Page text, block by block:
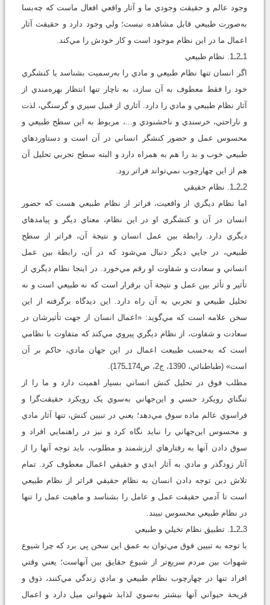
وجود عالم و حقيقت وجودي ما و آثار واقعي افعال ماست که چه‌بسا
به‌صورت طبيعي قابل مشاهده نيست؛ ولي وجود دارد و حقيقت آثار
اعمال ما در اين نظام موجود است و کار خودش را مي‌کند.
1ـ2ـ1. نظام طبيعي
اگر انسان تنها نظام طبيعي و مادي را به‌رسميت بشناسد يا کنشگري
خود را فقط معطوف به آن سازد، به ‌ناچار تنها انتظار بهره‌مندي از
آثار نظام طبيعي و مادي را دارد. آثاري از قبيل سيري و گرسنگي، لذت
و ناراحتي، خرسندي و ناخشنودي و...، مربوط به اين سطح طبيعي و
محسوس عمل و حضور کنشگر انساني در آن است و دستاوردهاي
طبيعي خوب و بد را هم به ‌همراه دارد و البته سطح تجربي تحليل آن
هم از اين چهارچوب نمي‌تواند فراتر رود.
2ـ2ـ1. نظام حقيقي
اما نظام ديگري از واقعيت، فراتر از نظام طبيعي هست که حضور
انسان در آن و کنشگري او در اين نظام، معناي ديگر و پيامدهاي
ديگري دارد. رابطة بين عمل انسان و نتيجة آن، فراتر از سطح
طبيعي، در جايي ديگر دنبال مي‌شود که در آن، رابطة بين عمل
انساني و سعادت و شقاوت او رقم مي‌خورد. در اينجا نظام ديگري از
تأثير و تأثر بين عمل و نتيجة آن برقرار است که نه طبيعي است و نه
تحليل طبيعي و تجربي به آن راه دارد. اين ديدگاه برگرفته از اين
سخن علامه است که مي‌گويد: «اعمال انسان از جهت تأثيرشان در
سعادت و شقاوت، از نظام ديگري پيروي مي‌کند که متفاوت با نظامي
است که به‌حسب طبيعت اعمال در اين جهان مادي، حاکم بر آن
است» (طباطبائي، 1390، ج‏2، ص174ـ175).
مطلب فوق در تحليل کنش انساني بسيار اهميت دارد و ما را از
تنگناي رويکرد حسي و اين‌جهاني به‌سوي يک رويکرد حقيقت‌گرا و
فراسوي عالم ماده سوق مي‌دهد؛ يعني در تبيين کنش، تنها آثار مادي
و محسوس اين‌جهاني را نبايد نگاه کرد و نيز در راهنمايي افراد و
سوق دادن آنها به رفتارهاي ارزشمند و مطلوب، بايد توجه آنها را از
آثار زودگذر و مادي به آثار ابدي و حقيقي اعمال معطوف کرد. تمام
تلاش دين توجه دادن انسان به نظام حقيقي فراتر از نظام طبيعي
است تا آدمي حقيقت عمل و عامل را بشناسد و ماهيت عمل را تنها
در نظام طبيعي محسوس نبيند.
3ـ2ـ1. تطبيق نظام تخيلي و طبيعي
با توجه به تبيين فوق مي‌توان به عمق اين سخن پي برد که چرا شيوع
شهوات بين مردم سريع‌تر از شيوع حقايق بين آنهاست؛ يعني وقتي
افراد تنها در چهارچوب نظام طبيعي و مادي زندگي مي‌کنند، ذوق و
قريحة حيواني آنها بيشتر به‌سوي لذايذ شهواني ميل دارد و اعمال